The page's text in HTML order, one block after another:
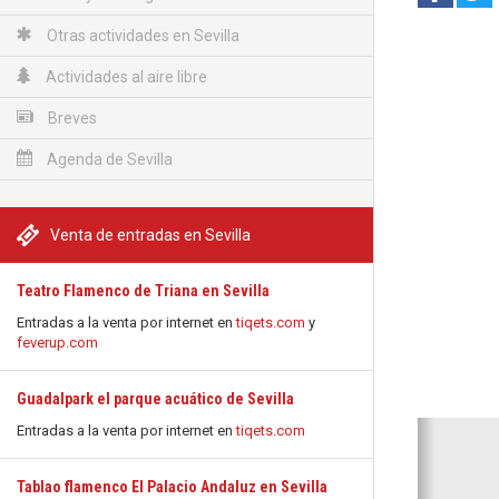
Otras actividades en Sevilla
Actividades al aire libre
Breves
Agenda de Sevilla
Venta de entradas en Sevilla
Teatro Flamenco de Triana en Sevilla
Entradas a la venta por internet entiqets.com y
feverup.com
Guadalpark el parque acuático de Sevilla
Entradas a la venta por internet entiqets.com
Tablao flamenco El Palacio Andaluz en Sevilla